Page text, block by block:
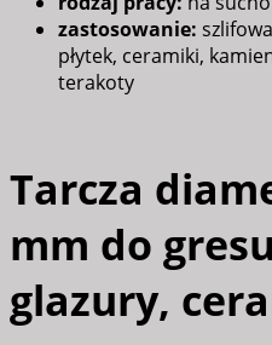
zastosowanie:
płytek, ceramiki,
terakoty
Tarcza
mm do
glazury,